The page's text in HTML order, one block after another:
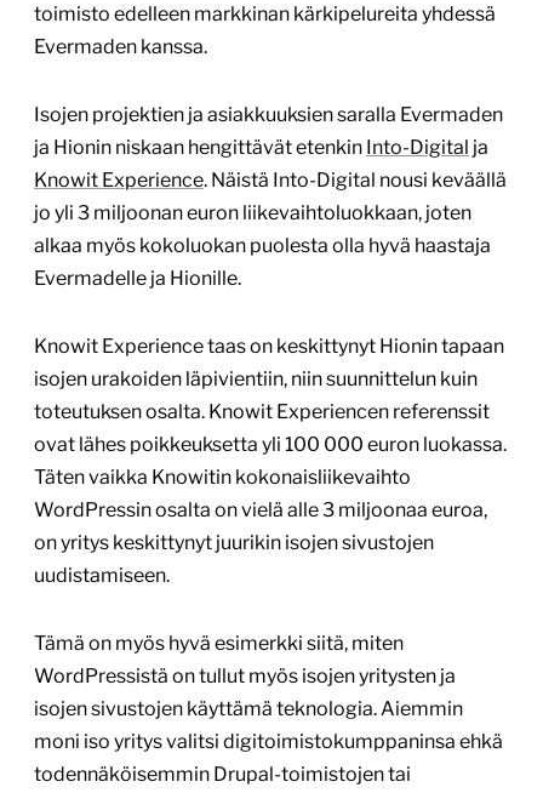
toimisto edelleen markkinan kärkipelureita yhdessä
Evermaden kanssa.
Isojen projektien ja asiakkuuksien saralla Evermaden
ja Hionin niskaan hengittävät etenkin Into-Digital ja
Knowit Experience. Näistä Into-Digital nousi keväällä
jo yli 3 miljoonan euron liikevaihtoluokkaan, joten
alkaa myös kokoluokan puolesta olla hyvä haastaja
Evermadelle ja Hionille.
Knowit Experience taas on keskittynyt Hionin tapaan
isojen urakoiden läpivientiin, niin suunnittelun kuin
toteutuksen osalta. Knowit Experiencen referenssit
ovat lähes poikkeuksetta yli 100 000 euron luokassa.
Täten vaikka Knowitin kokonaisliikevaihto
WordPressin osalta on vielä alle 3 miljoonaa euroa,
on yritys keskittynyt juurikin isojen sivustojen
uudistamiseen.
Tämä on myös hyvä esimerkki siitä, miten
WordPressistä on tullut myös isojen yritysten ja
isojen sivustojen käyttämä teknologia. Aiemmin
moni iso yritys valitsi digitoimistokumppaninsa ehkä
todennäköisemmin Drupal-toimistojen tai